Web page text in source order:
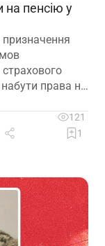
на пенсію у
права на
121
1